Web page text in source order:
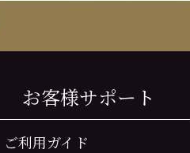
お客様サポート
ご利用ガイド